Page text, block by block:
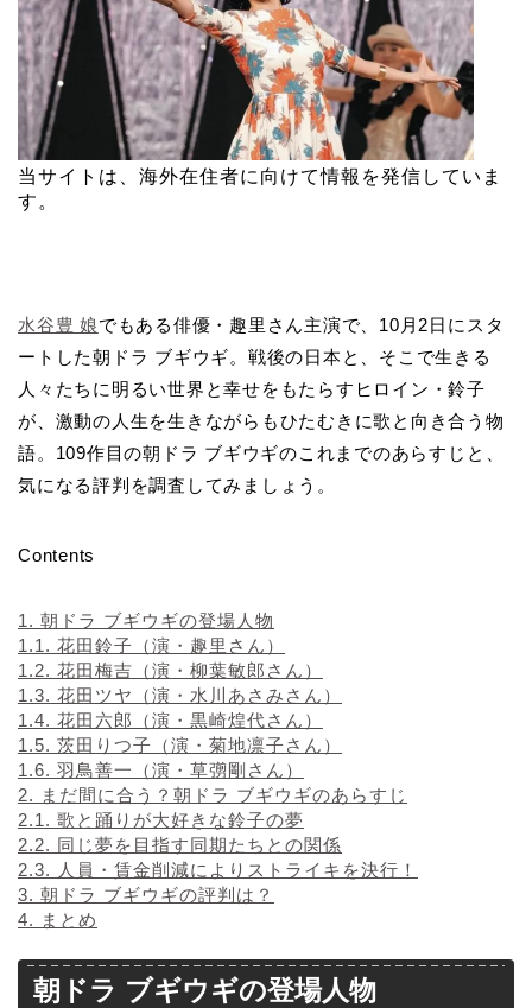
当サイトは、海外在住者に向けて情報を発信していま
す。
水谷豊 娘でもある俳優・趣里さん主演で、10月2日にスタ
ートした朝ドラ ブギウギ。戦後の日本と、そこで生きる
人々たちに明るい世界と幸せをもたらすヒロイン・鈴子
が、激動の人生を生きながらもひたむきに歌と向き合う物
語。109作目の朝ドラ ブギウギのこれまでのあらすじと、
気になる評判を調査してみましょう。
Contents
1. 朝ドラ ブギウギの登場人物
1.1. 花田鈴子（演・趣里さん）
1.2. 花田梅吉（演・柳葉敏郎さん）
1.3. 花田ツヤ（演・水川あさみさん）
1.4. 花田六郎（演・黒崎煌代さん）
1.5. 茨田りつ子（演・菊地凛子さん）
1.6. 羽鳥善一（演・草彅剛さん）
2. まだ間に合う？朝ドラ ブギウギのあらすじ
2.1. 歌と踊りが大好きな鈴子の夢
2.2. 同じ夢を目指す同期たちとの関係
2.3. 人員・賃金削減によりストライキを決行！
3. 朝ドラ ブギウギの評判は？
4. まとめ
朝ドラ ブギウギの登場人物